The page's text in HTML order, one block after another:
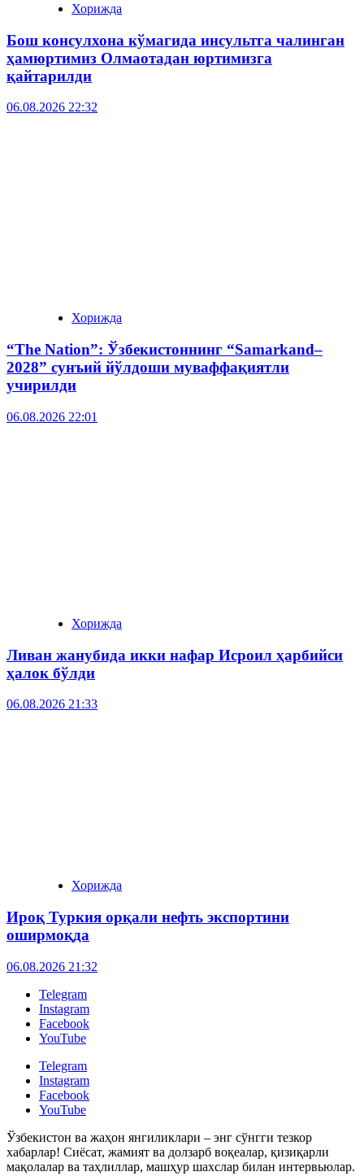
Хорижда
Бош консулхона кўмагида инсультга чалинган
ҳамюртимиз Олмаотадан юртимизга
қайтарилди
06.08.2026 22:32
Хорижда
“The Nation”: Ўзбекистоннинг “Samarkand–
2028” сунъий йўлдоши муваффақиятли
учирилди
06.08.2026 22:01
Хорижда
Ливан жанубида икки нафар Исроил ҳарбийси
ҳалок бўлди
06.08.2026 21:33
Хорижда
Ироқ Туркия орқали нефть экспортини
оширмоқда
06.08.2026 21:32
Telegram
Instagram
Facebook
YouTube
Telegram
Instagram
Facebook
YouTube
Ўзбекистон ва жаҳон янгиликлари – энг сўнгги тезкор
хабарлар! Сиёсат, жамият ва долзарб воқеалар, қизиқарли
мақолалар ва таҳлиллар, машҳур шахслар билан интервьюлар.